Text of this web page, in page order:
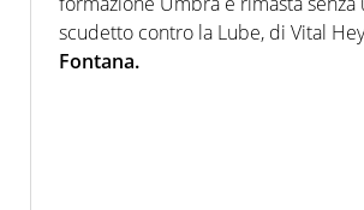
scudetto contro la Lube, di Vital
Fontana.